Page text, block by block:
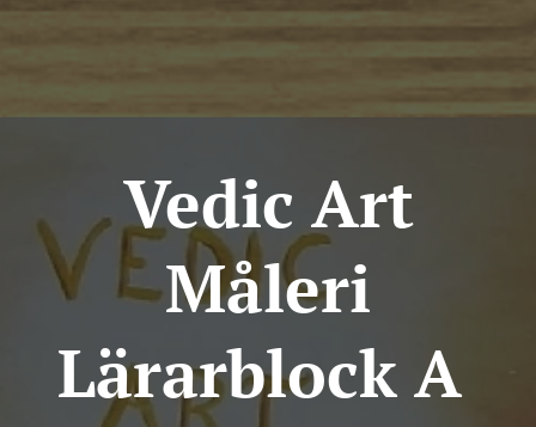
Vedic Art
Måleri
Lärarblock A